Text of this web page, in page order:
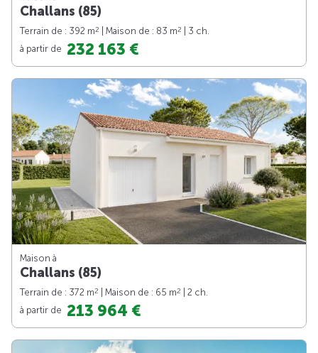
Challans (85)
Terrain de : 392 m2 | Maison de : 83 m2
| 3 ch.
à partir de 232 163 €
Maison à
Challans (85)
Terrain de : 372 m2 | Maison de : 65 m2
| 2 ch.
à partir de 213 964 €